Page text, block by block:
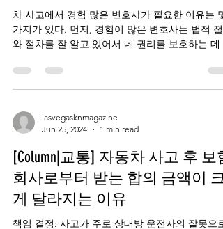
차 사고에서 경험 많은 변호사가 필요한 이유는 몇
가지가 있다. 먼저, 경험이 많은 변호사는 법적 절차
와 절차를 잘 알고 있어서 네 권리를 보호하는 데
이끌어 나가고, 내가 받을 수 있는...
lasvegasknmagazine
Jun 25, 2024
1 min read
[Column|교통] 자동차 사고 후 보험
회사로부터 받는 합의 금액이 크
게 달라지는 이유
책임 결정: 사고가 주로 상대방 운전자의 잘못으로